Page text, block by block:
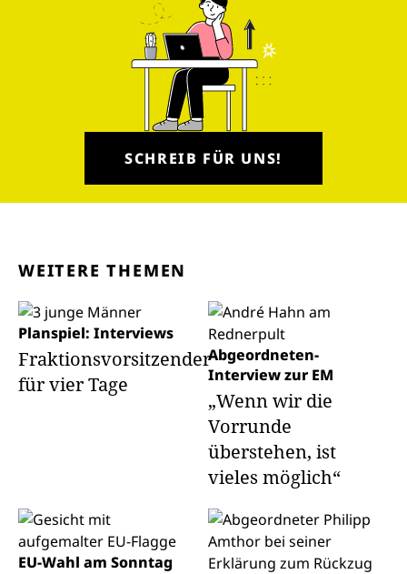
SCHREIB FÜR UNS!
WEITERE THEMEN
Planspiel: Interviews
Fraktionsvorsitzender
für vier Tage
Abgeordneten-
Interview zur EM
„Wenn wir die
Vorrunde
überstehen, ist
vieles möglich“
EU-Wahl am Sonntag